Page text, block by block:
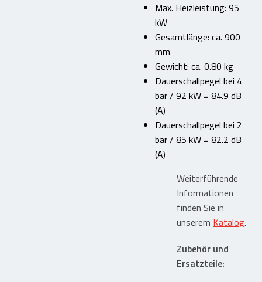
Dachgeräte und Flachdachwerkzeuge
Mietgeräte und Reparaturservice
Lagerhaltung und Lieferservice
Dachgeräte & Flachdachwerkzeuge
Max. Heizleistung: 95
kW
Gesamtlänge: ca. 900
mm
Gewicht: ca. 0.80 kg
Dauerschallpegel bei 4
bar / 92 kW = 84.9 dB
(A)
Dauerschallpegel bei 2
bar / 85 kW = 82.2 dB
(A)
Weiterführende
Informationen
finden Sie in
unserem Katalog.
Zubehör und
Ersatzteile: